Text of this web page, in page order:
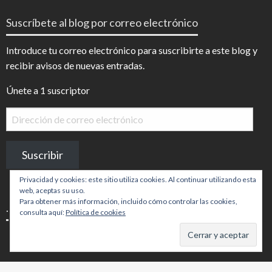
en en
Suscríbete al blog por correo electrónico
Introduce tu correo electrónico para suscribirte a este blog y
recibir avisos de nuevas entradas.
Únete a 1 suscriptor
Dirección
de
electrónico
Suscribir
.
Privacidad y cookies: este sitio utiliza cookies. Al continuar utilizando esta
web, aceptas su uso.
Para obtener más información, incluido cómo controlar las cookies,
consulta aquí:Política de cookies